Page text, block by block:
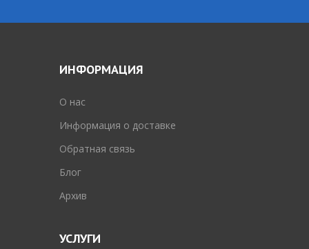
ИНФОРМАЦИЯ
O нас
Информация о доставке
Обратная связь
Блог
Архив
УСЛУГИ